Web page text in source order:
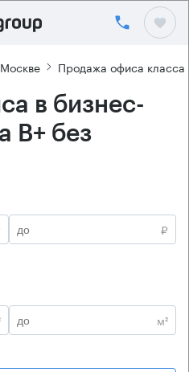
Продажа офиса класса
в бизнес-
B+ без
₽
м²